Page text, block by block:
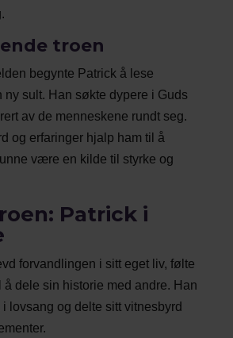
troen
begynte Patrick å lese
ny sult. Han søkte dypere i Guds
av de menneskene rundt seg.
og erfaringer hjalp ham til å
være en kilde til styrke og
Patrick i
forvandlingen i sitt eget liv, følte
å dele sin historie med andre. Han
lovsang og delte sitt vitnesbyrd